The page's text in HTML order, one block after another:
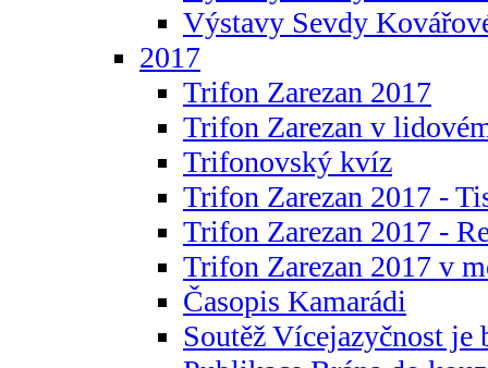
Výstavy Sevdy
2017
Trifon Zarezan 2017
Trifon Zarezan v
Trifonovský kvíz
Trifon Zarezan 2017 -
Trifon Zarezan 2017 -
Trifon Zarezan 2017 v
Časopis Kamarádi
Soutěž Vícejazyčnost je